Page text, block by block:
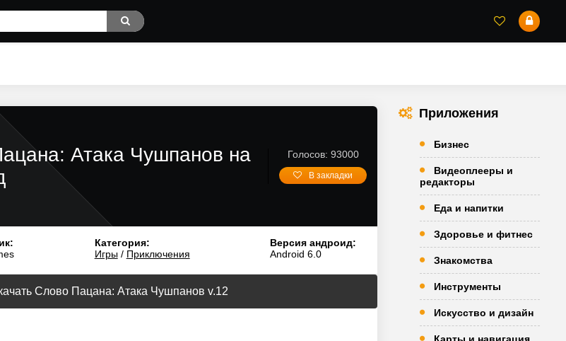
Атака Чушпанов на
Голосов: 93000
В закладки
Категория:
Игры/ Приключения
Версия андроид:
Android 6.0
Слово Пацана: Атака Чушпанов v.12
Приложения
Бизнес
Видеоплееры и
редакторы
Еда и напитки
Здоровье и фитнес
Знакомства
Инструменты
Искусство и дизайн